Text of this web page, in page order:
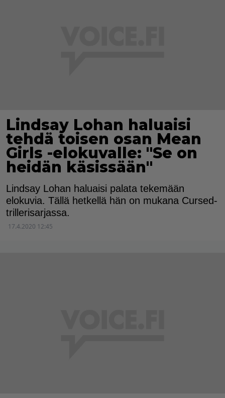
Lindsay Lohan haluaisi
tehdä toisen osan Mean
Girls -elokuvalle: "Se on
heidän käsissään"
Lindsay Lohan haluaisi palata tekemään
elokuvia. Tällä hetkellä hän on mukana Cursed-
trillerisarjassa.
17.4.2020 12:45